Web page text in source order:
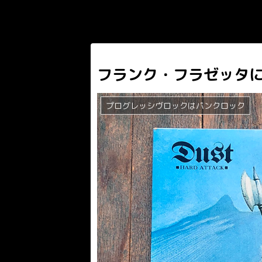
フランク・フラゼッタ
プログレッシヴロックはパンクロック